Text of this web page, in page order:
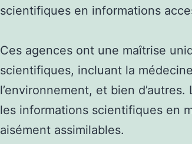
scientifiques en informations
Ces agences ont une maîtrise
scientifiques, incluant la
l’environnement, et bien
les informations scientifiques en
aisément assimilables.